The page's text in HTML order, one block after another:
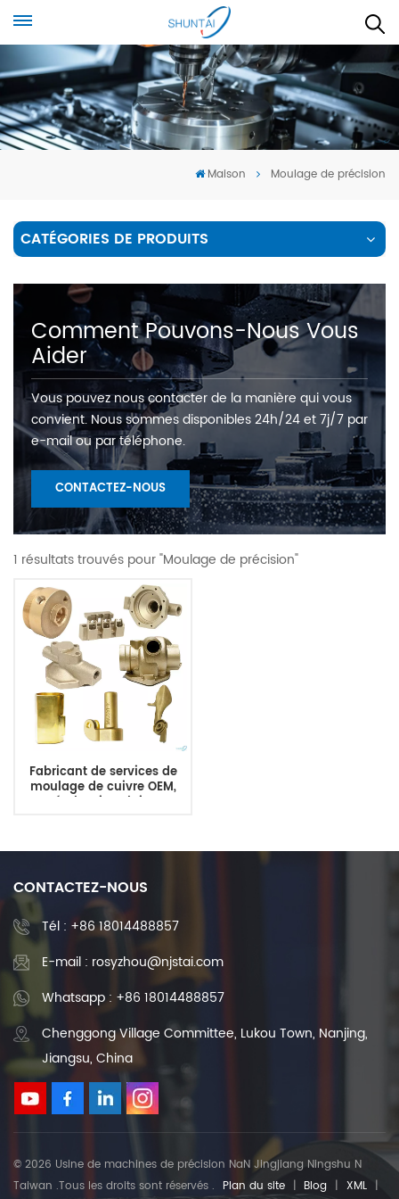
Maison Moulage de précision
CATÉGORIES DE PRODUITS
Comment Pouvons-Nous Vous
Aider
Vous pouvez nous contacter de la manière qui vous
convient. Nous sommes disponibles 24h/24 et 7j/7 par
e-mail ou par téléphone.
CONTACTEZ-NOUS
1 résultats trouvés pour "Moulage de précision"
Fabricant de services de
moulage de cuivre OEM,
métal, cuivre, laiton,
machines CNC
CONTACTEZ-NOUS
Tél : +86 18014488857
E-mail : rosyzhou@njstai.com
Whatsapp : +86 18014488857
Chenggong Village Committee, Lukou Town, Nanjing,
Jiangsu, China
© 2026 Usine de machines de précision NaN Jingjiang Ningshu N
Taiwan .Tous les droits sont réservés . Plan du site | Blog | XML |